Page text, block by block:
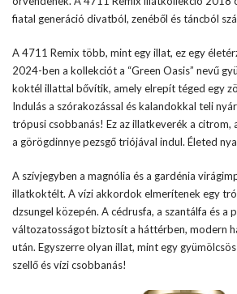
fiatal generáció divatból, zenéből és táncból
A 4711 Remix több, mint egy illat, ez egy
2024-ben a kollekciót a “Green Oasis” nevű
koktél illattal bővítik, amely elrepít téged egy
Indulás a szórakozással és kalandokkal teli
trópusi csobbanás! Ez az illatkeverék a citrom,
a görögdinnye pezsgő triójával indul. Életed
A szívjegyben a magnólia és a gardénia
illatkoktélt. A vízi akkordok elmerítenek egy
dzsungel közepén. A cédrusfa, a szantálfa és a
változatosságot biztosít a háttérben, modern
után. Egyszerre olyan illat, mint egy
szellő és vízi csobbanás!